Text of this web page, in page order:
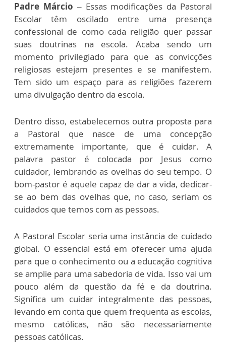
Padre Márcio – Essas modificações da Pastoral
Escolar têm oscilado entre uma presença
confessional de como cada religião quer passar
suas doutrinas na escola. Acaba sendo um
momento privilegiado para que as convicções
religiosas estejam presentes e se manifestem.
Tem sido um espaço para as religiões fazerem
uma divulgação dentro da escola.
Dentro disso, estabelecemos outra proposta para
a Pastoral que nasce de uma concepção
extremamente importante, que é cuidar. A
palavra pastor é colocada por Jesus como
cuidador, lembrando as ovelhas do seu tempo. O
bom-pastor é aquele capaz de dar a vida, dedicar-
se ao bem das ovelhas que, no caso, seriam os
cuidados que temos com as pessoas.
A Pastoral Escolar seria uma instância de cuidado
global. O essencial está em oferecer uma ajuda
para que o conhecimento ou a educação cognitiva
se amplie para uma sabedoria de vida. Isso vai um
pouco além da questão da fé e da doutrina.
Significa um cuidar integralmente das pessoas,
levando em conta que quem frequenta as escolas,
mesmo católicas, não são necessariamente
pessoas católicas.